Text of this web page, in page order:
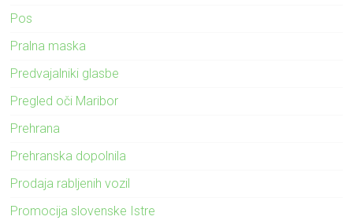
Pos
Pralna maska
Predvajalniki glasbe
Pregled oči Maribor
Prehrana
Prehranska dopolnila
Prodaja rabljenih vozil
Promocija slovenske Istre